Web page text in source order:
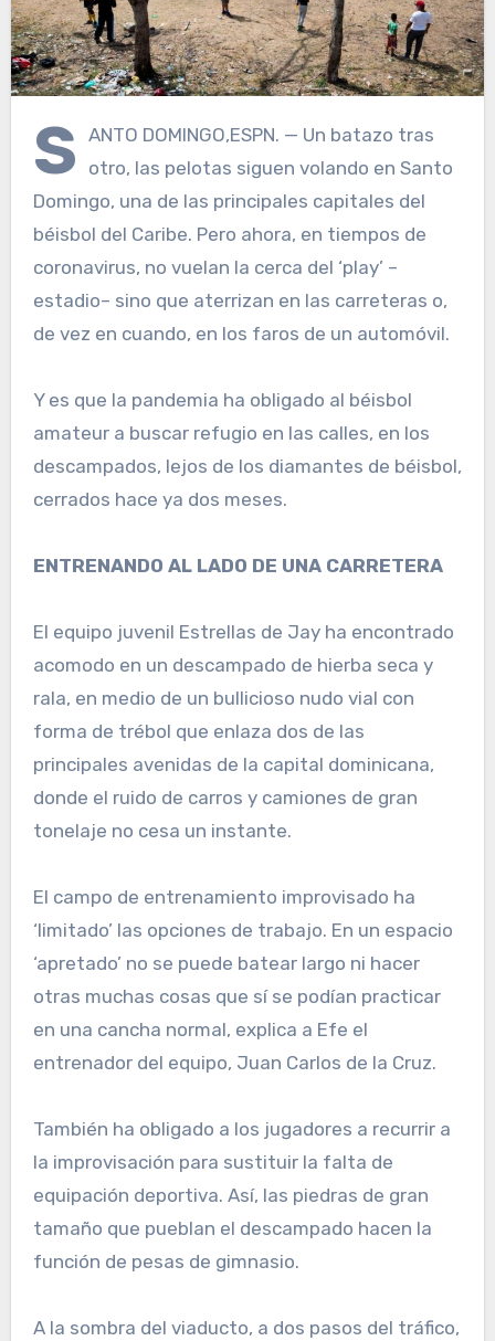
S ANTO DOMINGO,ESPN. — Un batazo tras
otro, las pelotas siguen volando en Santo
Domingo, una de las principales capitales del
béisbol del Caribe. Pero ahora, en tiempos de
coronavirus, no vuelan la cerca del ‘play’ –
estadio– sino que aterrizan en las carreteras o,
de vez en cuando, en los faros de un automóvil.
Y es que la pandemia ha obligado al béisbol
amateur a buscar refugio en las calles, en los
descampados, lejos de los diamantes de béisbol,
cerrados hace ya dos meses.
ENTRENANDO AL LADO DE UNA CARRETERA
El equipo juvenil Estrellas de Jay ha encontrado
acomodo en un descampado de hierba seca y
rala, en medio de un bullicioso nudo vial con
forma de trébol que enlaza dos de las
principales avenidas de la capital dominicana,
donde el ruido de carros y camiones de gran
tonelaje no cesa un instante.
El campo de entrenamiento improvisado ha
‘limitado’ las opciones de trabajo. En un espacio
‘apretado’ no se puede batear largo ni hacer
otras muchas cosas que sí se podían practicar
en una cancha normal, explica a Efe el
entrenador del equipo, Juan Carlos de la Cruz.
También ha obligado a los jugadores a recurrir a
la improvisación para sustituir la falta de
equipación deportiva. Así, las piedras de gran
tamaño que pueblan el descampado hacen la
función de pesas de gimnasio.
A la sombra del viaducto, a dos pasos del tráfico,